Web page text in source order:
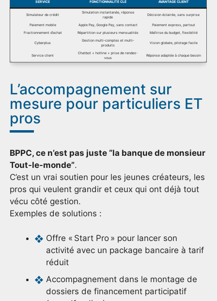
SERVICE FONCTIONNALITÉ CLÉ AVANTAGE CLIENT
Simulateur de crédit
Simulation instantanée, réponse
rapide
Décision éclairée, sans surprise
Paiement mobile Apple Pay, Google Pay, sans contact
Paiement express, partout
Fractionnement d’achat
Répartition sur plusieurs mensualités Maîtrise du budget, flexibilité
Cyberplus
Gestion multi-comptes et multi-
produits
Vision globale, pilotage facile
Service client
Chatbot + hotline + prise de rendez-
vous
Réponse adaptée à chaque besoin
L’accompagnement sur
mesure pour particuliers ET
pros
BPPC, ce n’est pas juste “la banque de monsieur
Tout-le-monde”.
C’est un vrai soutien pour les jeunes créateurs, les
pros qui veulent grandir et ceux qui ont déjà tout
vécu côté gestion.
Exemples de solutions :
Offre « Start Pro » pour lancer son
activité avec un package bancaire à tarif
réduit
Accompagnement dans le montage de
dossiers de financement participatif